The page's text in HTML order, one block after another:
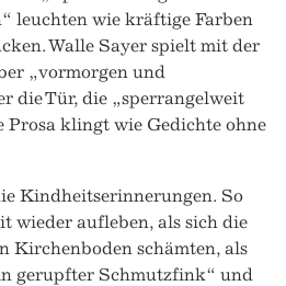
leuchten wie kräftige Farben
Walle Sayer spielt mit der
„vormorgen und
die Tür, die „sperrangelweit
Prosa klingt wie Gedichte ohne
Kindheitserinnerungen. So
wieder aufleben, als sich die
Kirchenboden schämten, als
gerupfter Schmutzfink“ und